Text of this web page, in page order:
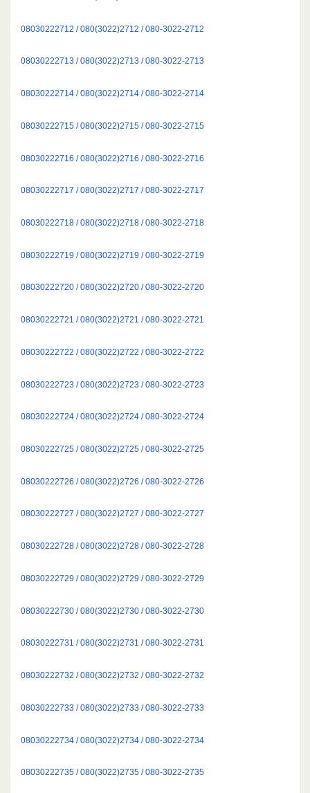
08030222712 / 080(3022)2712 / 080-3022-2712
08030222713 / 080(3022)2713 / 080-3022-2713
08030222714 / 080(3022)2714 / 080-3022-2714
08030222715 / 080(3022)2715 / 080-3022-2715
08030222716 / 080(3022)2716 / 080-3022-2716
08030222717 / 080(3022)2717 / 080-3022-2717
08030222718 / 080(3022)2718 / 080-3022-2718
08030222719 / 080(3022)2719 / 080-3022-2719
08030222720 / 080(3022)2720 / 080-3022-2720
08030222721 / 080(3022)2721 / 080-3022-2721
08030222722 / 080(3022)2722 / 080-3022-2722
08030222723 / 080(3022)2723 / 080-3022-2723
08030222724 / 080(3022)2724 / 080-3022-2724
08030222725 / 080(3022)2725 / 080-3022-2725
08030222726 / 080(3022)2726 / 080-3022-2726
08030222727 / 080(3022)2727 / 080-3022-2727
08030222728 / 080(3022)2728 / 080-3022-2728
08030222729 / 080(3022)2729 / 080-3022-2729
08030222730 / 080(3022)2730 / 080-3022-2730
08030222731 / 080(3022)2731 / 080-3022-2731
08030222732 / 080(3022)2732 / 080-3022-2732
08030222733 / 080(3022)2733 / 080-3022-2733
08030222734 / 080(3022)2734 / 080-3022-2734
08030222735 / 080(3022)2735 / 080-3022-2735